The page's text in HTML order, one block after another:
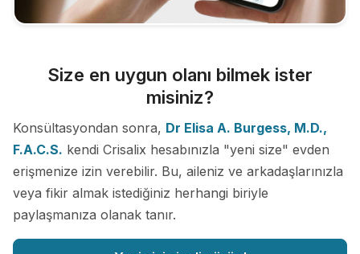
Size en uygun olanı bilmek ister
misiniz?
Konsültasyondan sonra, Dr Elisa A. Burgess, M.D.,
F.A.C.S. kendi Crisalix hesabınızla "yeni size" evden
erişmenize izin verebilir. Bu, aileniz ve arkadaşlarınızla
veya fikir almak istediğiniz herhangi biriyle
paylaşmanıza olanak tanır.